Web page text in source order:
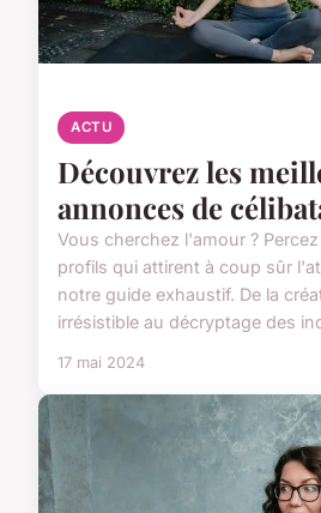
ACTU
Découvrez les
annonces de
Vous cherchez l'amour ?
profils qui attirent à coup sûr
notre guide exhaustif. De la
irrésistible au décryptage des
17 mai 2024